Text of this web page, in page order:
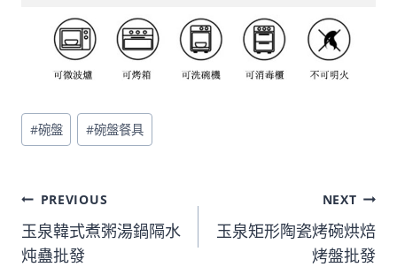
Post
Tags:
#碗盤 #碗盤餐具
文
章
PREVIOUS
玉泉韓式煮粥湯鍋隔水
炖蠱批發
NEXT
玉泉矩形陶瓷烤碗烘焙
烤盤批發